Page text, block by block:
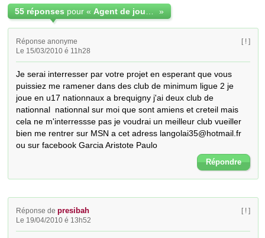
55 réponses pour « »
Réponse anonyme
Le 15/03/2010 é 11h28
[ ! ]
Je serai interresser par votre projet en esperant que vous
puissiez me ramener dans des club de minimum ligue 2 je
joue en u17 nationnaux a brequigny j'ai deux club de
nationnal  nationnal sur moi que sont amiens et creteil mais
cela ne m'interressse pas je voudrai un meilleur club vueiller
bien me rentrer sur MSN a cet adress langolai35@hotmail.fr
ou sur facebook Garcia Aristote Paulo
Répondre
Réponse depresibah
Le 19/04/2010 é 13h52
[ ! ]